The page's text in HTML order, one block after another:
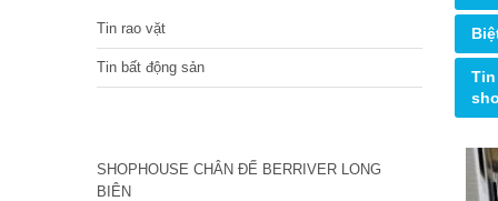
Tin rao vặt
Tin bất động sản
SHOPHOUSE CHÂN ĐẾ BERRIVER LONG
BIÊN